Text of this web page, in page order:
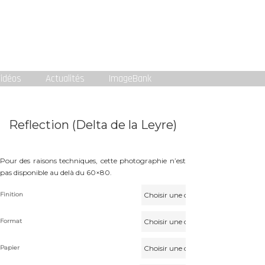
Actualités ImageBank
Reflection (Delta de la Leyre)
Pour des raisons techniques, cette photographie n’est
pas disponible au delà du 60×80.
Finition
Format
Papier